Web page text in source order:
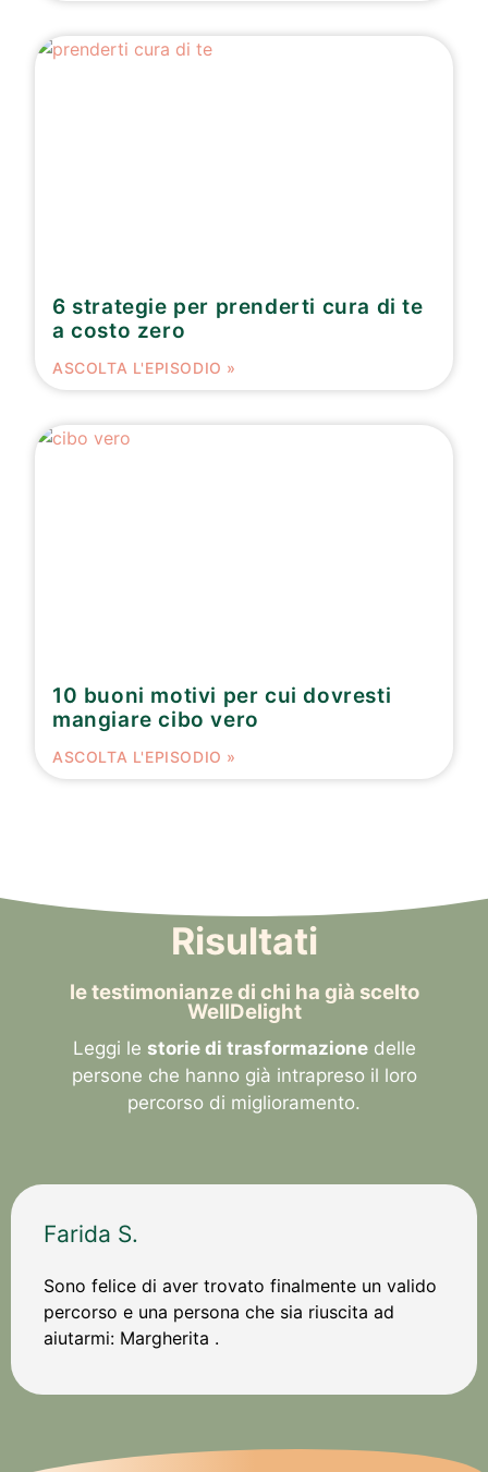
6 strategie per prenderti cura di te
a costo zero
ASCOLTA L'EPISODIO »
10 buoni motivi per cui dovresti
mangiare cibo vero
ASCOLTA L'EPISODIO »
Risultati
le testimonianze di chi ha già scelto
WellDelight
Leggi le storie di trasformazionedelle
persone che hanno già intrapreso il loro
percorso di miglioramento.
Farida S.
Sono felice di aver trovato finalmente un valido
percorso e una persona che sia riuscita ad
aiutarmi: Margherita .